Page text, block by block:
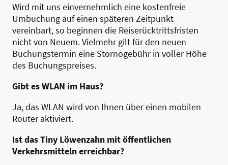
Wird mit uns einvernehmlich eine kostenfreie
Umbuchung auf einen späteren Zeitpunkt
vereinbart, so beginnen die Reiserücktrittsfristen
nicht von Neuem. Vielmehr gilt für den neuen
Buchungstermin eine Stornogebühr in voller Höhe
des Buchungspreises.
Gibt es WLAN im Haus?
Ja, das WLAN wird von Ihnen über einen mobilen
Router aktiviert.
Ist das Tiny Löwenzahn mit öffentlichen
Verkehrsmitteln erreichbar?